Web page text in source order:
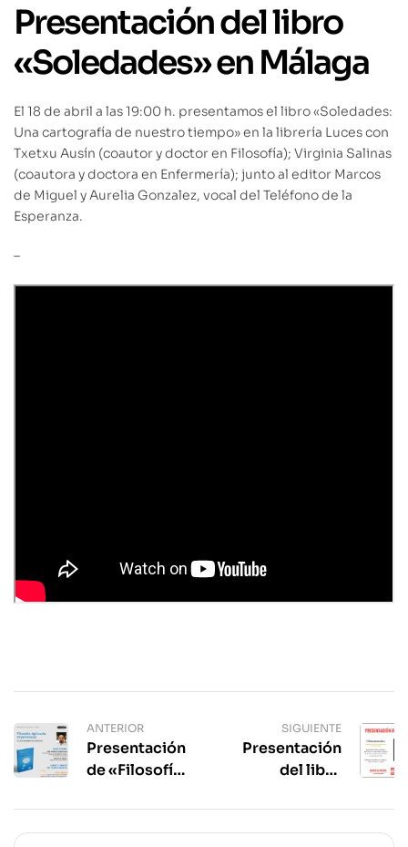
Presentación del libro
«Soledades» en Málaga
El 18 de abril a las 19:00 h. presentamos el libro «Soledades:
Una cartografía de nuestro tiempo» en la librería Luces con
Txetxu Ausín (coautor y doctor en Filosofía); Virginia Salinas
(coautora y doctora en Enfermería); junto al editor Marcos
de Miguel y Aurelia Gonzalez, vocal del Teléfono de la
Esperanza.
–
ANTERIOR
Presentación
de «Filosofía
Experiencial»
SIGUIENTE
Presentación
del libro
El malestar en la
cultura de las